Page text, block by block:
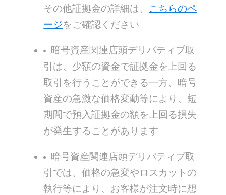
その他証拠金の詳細は、 こちらのペ
ージをご確認ください
暗号資産関連店頭デリバティブ取
引は、少額の資金で証拠金を上回る
取引を行うことができる一方、暗号
資産の急激な価格変動等により、短
期間で預入証拠金の額を上回る損失
が発生することがあります
暗号資産関連店頭デリバティブ取
引では、価格の急変やロスカットの
執行等により、お客様が注文時に想